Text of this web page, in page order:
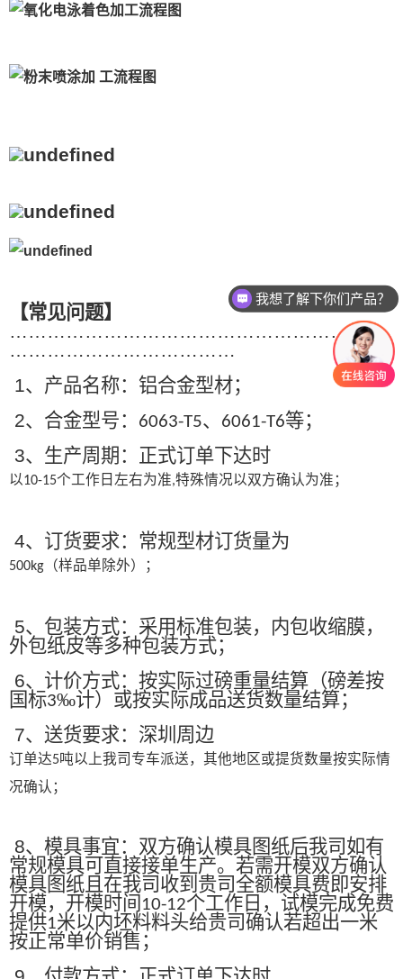
【常见问题】
……………………………………………………
………………………………
1、产品名称：铝合金型材；
2、合金型号： 6063-T5、 6061-T6等；
3、生产周期：正式订单下达时
以10-15个工作日左右为准,特殊情况以双方确认为准；
4、订货要求：常规型材订货量为
500kg （样品单除外）；
5、包装方式：采用标准包装，内包收缩膜，
外包纸皮等多种包装方式；
6、计价方式：按实际过磅重量结算（磅差按
国标3‰计）或按实际成品送货数量结算；
7、送货要求：深圳周边
订单达5吨以上我司专车派送，其他地区或提货数量按实际情
况确认；
8、模具事宜：双方确认模具图纸后我司如有
常规模具可直接接单生产。若需开模双方确认
模具图纸且在我司收到贵司全额模具费即安排
开模，开模时间 10-12个工作日，试模完成免费
提供1米以内坯料料头给贵司确认若超出一米
按正常单价销售；
我想了解下你们产品？